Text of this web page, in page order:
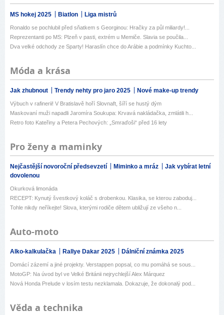
MS hokej 2025 Biatlon Liga mistrů
Ronaldo se pochlubil před sňatkem s Georginou: Hračky za půl miliardy!...
Reprezentanti po MS: Plzeň v pasti, extrém u Memiče. Slavia se poučila...
Dva velké odchody ze Sparty! Haraslín chce do Arábie a podmínky Kuchto...
Móda a krása
Jak zhubnout Trendy nehty pro jaro 2025 Nové make-up trendy
Výbuch v rafinerii! V Bratislavě hoří Slovnaft, šíří se hustý dým
Maskovaní muži napadli Jaromíra Soukupa: Krvavá nakládačka, zmlátili h...
Retro foto Kateřiny a Petera Pechových: „Smraďoši“ před 16 lety
Pro ženy a maminky
Nejčastější novoroční předsevzetí Miminko a mráz
Jak vybírat letní
dovolenou
Okurková limonáda
RECEPT: Kynutý švestkový koláč s drobenkou. Klasika, se kterou zaboduj...
Tohle nikdy neříkejte! Slova, kterými rodiče dětem ubližují ze všeho n...
Auto-moto
Alko-kalkulačka Rallye Dakar 2025 Dálniční známka 2025
Domácí zázemí a jiné projekty. Verstappen popsal, co mu pomáhá se sous...
MotoGP: Na úvod byl ve Velké Británii nejrychlejší Alex Márquez
Nová Honda Prelude v losím testu nezklamala. Dokazuje, že dokonalý pod...
Věda a technika